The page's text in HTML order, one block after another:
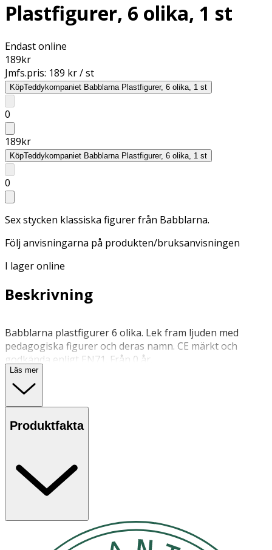
Plastfigurer, 6 olika, 1 st
Endast online
189kr
Jmfs.pris: 189 kr / st
KöpTeddykompaniet Babblarna Plastfigurer, 6 olika, 1 st
0
189kr
KöpTeddykompaniet Babblarna Plastfigurer, 6 olika, 1 st
0
Sex stycken klassiska figurer från Babblarna.
Följ anvisningarna på produkten/bruksanvisningen
I lager online
Beskrivning
Babblarna plastfigurer 6 olika. Lek fram ljuden med
pedagogiska figurer och deras namn. CE märkt och
godkända enligt EN71. Från 0 år.
Yttvätt
Torrt
Ingredienser:
Läs mer
Produktfakta